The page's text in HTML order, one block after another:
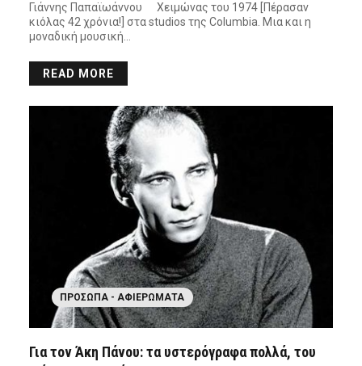
Γιάννης Παπαϊωάννου Χειμώνας του 1974 [Πέρασαν
κιόλας 42 χρόνια!] στα studios της Columbia. Μια και η
μοναδική μουσική…
READ MORE
ΠΡΌΣΩΠΑ - ΑΦΙΕΡΏΜΑΤΑ
Για τον Άκη Πάνου: τα υστερόγραφα πολλά, του